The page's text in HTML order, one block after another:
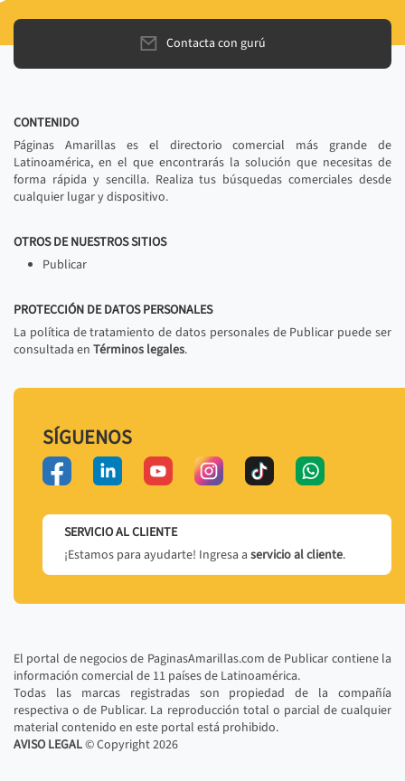
Contacta con gurú
CONTENIDO
Páginas Amarillas es el directorio comercial más grande de
Latinoamérica, en el que encontrarás la solución que necesitas de
forma rápida y sencilla. Realiza tus búsquedas comerciales desde
cualquier lugar y dispositivo.
OTROS DE NUESTROS SITIOS
Publicar
PROTECCIÓN DE DATOS PERSONALES
La política de tratamiento de datos personales de Publicar puede ser
consultada en Términos legales.
SÍGUENOS
SERVICIO AL CLIENTE
¡Estamos para ayudarte! Ingresa a servicio al cliente.
El portal de negocios de PaginasAmarillas.com de Publicar contiene la
información comercial de 11 países de Latinoamérica.
Todas las marcas registradas son propiedad de la compañía
respectiva o de Publicar. La reproducción total o parcial de cualquier
material contenido en este portal está prohibido.
AVISO LEGAL© Copyright2026